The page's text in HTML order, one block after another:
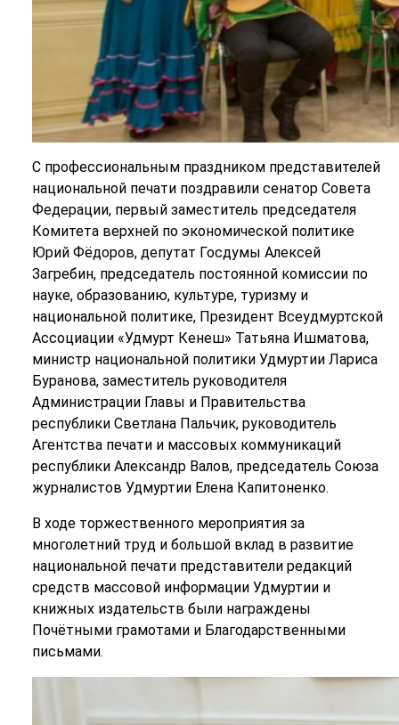
С профессиональным праздником представителей
национальной печати поздравили сенатор Совета
Федерации, первый заместитель председателя
Комитета верхней по экономической политике
Юрий Фёдоров, депутат Госдумы Алексей
Загребин, председатель постоянной комиссии по
науке, образованию, культуре, туризму и
национальной политике, Президент Всеудмуртской
Ассоциации «Удмурт Кенеш» Татьяна Ишматова,
министр национальной политики Удмуртии Лариса
Буранова, заместитель руководителя
Администрации Главы и Правительства
республики Светлана Пальчик, руководитель
Агентства печати и массовых коммуникаций
республики Александр Валов, председатель Союза
журналистов Удмуртии Елена Капитоненко.
В ходе торжественного мероприятия за
многолетний труд и большой вклад в развитие
национальной печати представители редакций
средств массовой информации Удмуртии и
книжных издательств были награждены
Почётными грамотами и Благодарственными
письмами.